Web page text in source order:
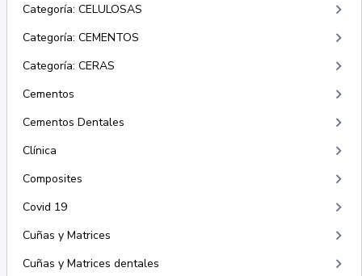
Categoría: CELULOSAS keyboard_arrow_right
Categoría: CEMENTOS keyboard_arrow_right
Categoría: CERAS keyboard_arrow_right
Cementos keyboard_arrow_right
Cementos Dentales keyboard_arrow_right
Clínica keyboard_arrow_right
Composites keyboard_arrow_right
Covid 19 keyboard_arrow_right
Cuñas y Matrices keyboard_arrow_right
Cuñas y Matrices dentales keyboard_arrow_right